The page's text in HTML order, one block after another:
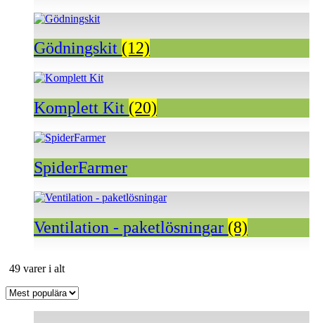
Gödningskit (12)
Komplett Kit (20)
SpiderFarmer
Ventilation - paketlösningar (8)
49 varer i altSortera
popularitet